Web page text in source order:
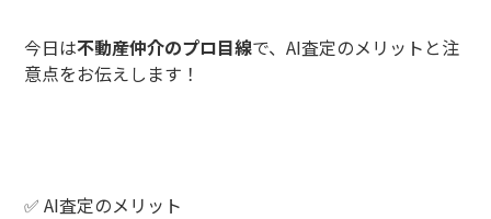
今日は不動産仲介のプロ目線で、AI査定のメリットと注
意点をお伝えします！
✅ AI査定のメリット